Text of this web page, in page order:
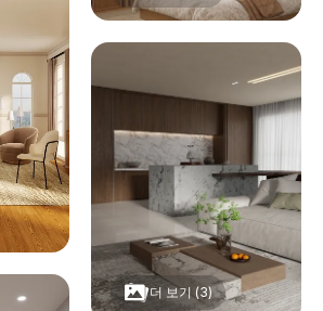
더 보기 (3)